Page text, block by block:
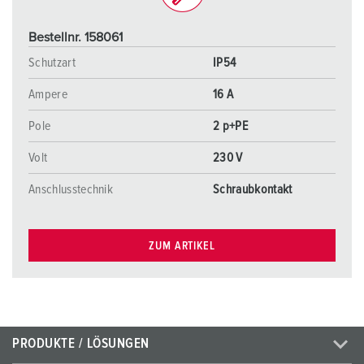
Bestellnr. 158061
Schutzart
IP54
Ampere 16 A
Pole 2 p+PE
Volt 230 V
Anschlusstechnik Schraubkontakt
ZUM ARTIKEL
PRODUKTE / LÖSUNGEN